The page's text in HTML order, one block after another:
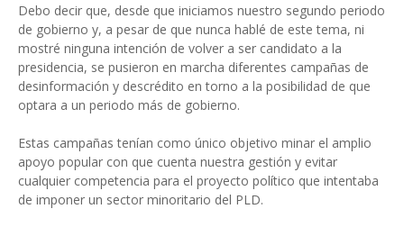
Debo decir que, desde que iniciamos nuestro segundo periodo
de gobierno y, a pesar de que nunca hablé de este tema, ni
mostré ninguna intención de volver a ser candidato a la
presidencia, se pusieron en marcha diferentes campañas de
desinformación y descrédito en torno a la posibilidad de que
optara a un periodo más de gobierno.
Estas campañas tenían como único objetivo minar el amplio
apoyo popular con que cuenta nuestra gestión y evitar
cualquier competencia para el proyecto político que intentaba
de imponer un sector minoritario del PLD.